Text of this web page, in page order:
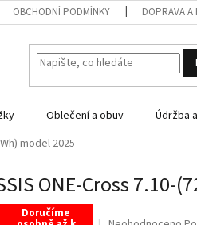
OBCHODNÍ PODMÍNKY DOPRAVA A
Oblečení a obuv Údržba
model 2025
ONE-Cross 7.10-
Doručíme